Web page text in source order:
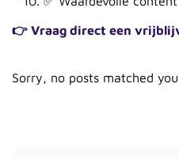
👉 Vraag direct een
Sorry, no posts matched